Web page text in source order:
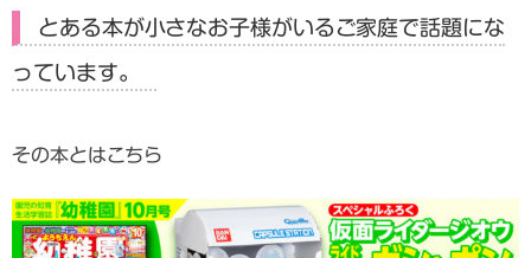
とある本が小さなお子様がいるご家庭で話題にな
っています。
その本とはこちら